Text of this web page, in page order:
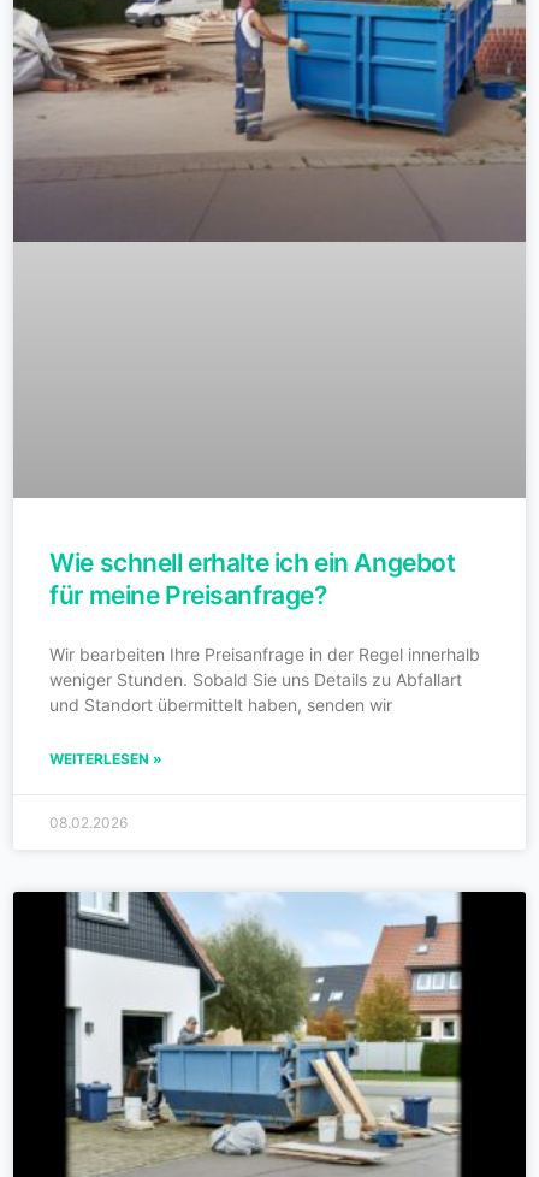
Wie schnell erhalte ich ein Angebot
für meine Preisanfrage?
Wir bearbeiten Ihre Preisanfrage in der Regel innerhalb
weniger Stunden. Sobald Sie uns Details zu Abfallart
und Standort übermittelt haben, senden wir
WEITERLESEN »
08.02.2026